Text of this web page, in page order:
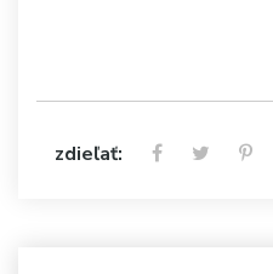
zdieľať: